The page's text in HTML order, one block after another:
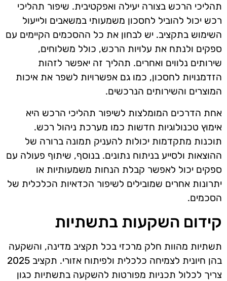
תהליכי הרכש בצורה יעילה ואפקטיבית. שיפור תהליכי
רכש יכול להוביל לחסכון משמעותי במשאבים ולייעול
השימוש בתקציב. יש לבחון את כל ההסכמים הקיימים עם
ספקים ולנתח את עלויות הרכש, כולל משלוחים,
שירותים נלווים ואחרים. תהליך זה יאפשר לזהות
הזדמנויות לחסכון, כמו גם אפשרויות לשפר את איכות
המוצרים והשירותים הנרכשים.
אחת הדרכים המומלצות לשיפור תהליכי הרכש היא
אימוץ טכנולוגיות חדשות כמו מערכת ניהול רכש.
תוכנות מתקדמות יכולות להעניק תמונה ברורה של
ההוצאות ולסייע בניתוח נתונים. בנוסף, שיתוף פעולה עם
ספקים יכול לאפשר קבלת הנחות משמעותיות או
יתרונות אחרים שמובילים לשיפור הכדאיות הכלכלית של
הסכמים.
קידום השקעות בתשתיות
תשתיות מהוות חלק מרכזי בכל תקציב מדינה, והשקעה
בהן חיונית לצמיחה כלכלית ולפיתוח אזורי. תקציב 2025
צריך לכלול תכניות מפורטות להשקעה בתשתיות כגון